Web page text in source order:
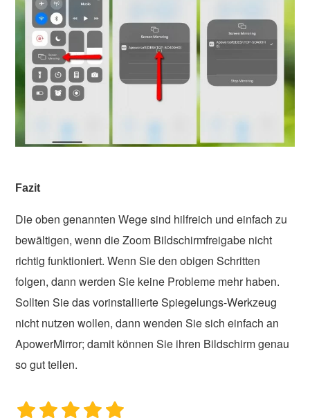
Fazit
Die oben genannten Wege sind hilfreich und einfach zu
bewältigen, wenn die Zoom Bildschirmfreigabe nicht
richtig funktioniert. Wenn Sie den obigen Schritten
folgen, dann werden Sie keine Probleme mehr haben.
Sollten Sie das vorinstallierte Spiegelungs-Werkzeug
nicht nutzen wollen, dann wenden Sie sich einfach an
ApowerMirror; damit können Sie ihren Bildschirm genau
so gut teilen.